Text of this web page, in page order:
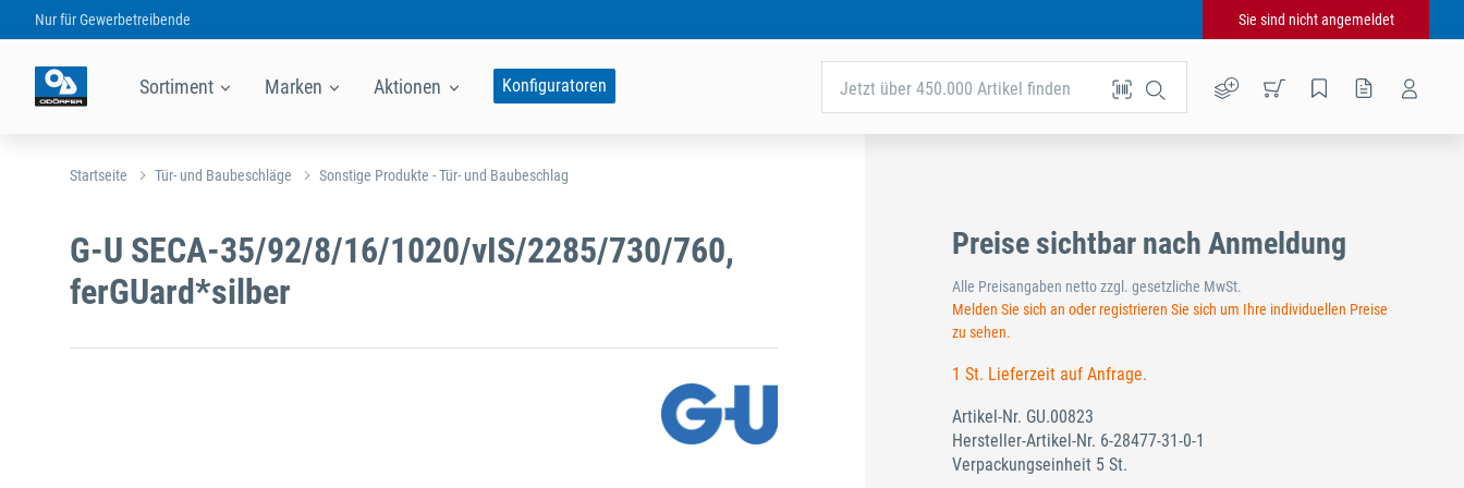
Nur fürGewerbetreibende Sie sind nicht angemeldet
Sortiment Marken Aktionen Konfiguratoren Jetzt über 450.000 Artikel finden
Startseite Tür- und Baubeschläge Sonstige Produkte - Tür- und Baubeschlag
G-U SECA-35/92/8/16/1020/vIS/2285/730/760,
ferGUard*silber
Preise sichtbar nach Anmeldung
Alle Preisangaben netto zzgl. gesetzliche MwSt.
Melden Sie sich an oder registrieren Sie sich um Ihre individuellen Preise
zu sehen.
1 St. Lieferzeit auf Anfrage.
Artikel-Nr. GU.00823
Hersteller-Artikel-Nr. 6-28477-31-0-1
Verpackungseinheit 5 St.